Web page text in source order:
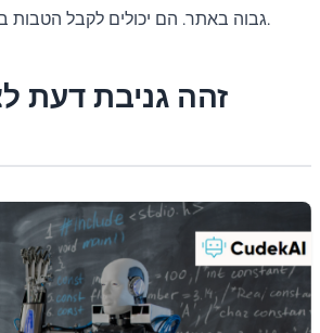
גבוה באתר. הם יכולים לקבל הטבות.
זהה גניבת דעת